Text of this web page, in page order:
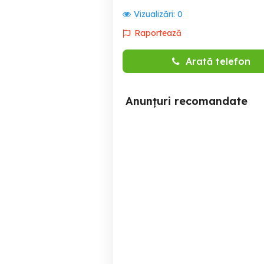
Vizualizări: 0
Raportează
Arată telefon
Anunțuri recomandate